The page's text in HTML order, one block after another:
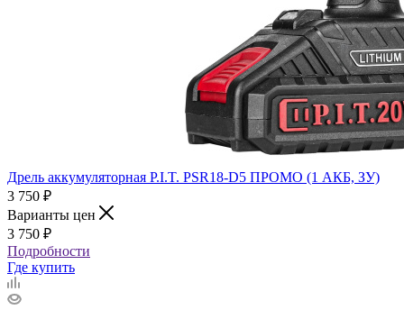
Дрель аккумуляторная P.I.T. PSR18-D5 ПРОМО (1 АКБ, ЗУ)
3 750 ₽
Варианты цен
3 750 ₽
Подробности
Где купить